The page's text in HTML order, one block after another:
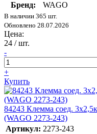
Бренд:
WAGO
В наличии 365 шт.
Обновлено 28.07.2026
Цена:
24 / шт.
-
+
Купить
84243 Клемма соед.
(WAGO 2273-243)
Артикул: 2273-243